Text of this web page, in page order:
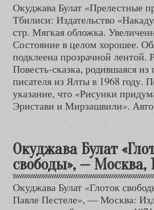
Окуджава Булат «Прелестные
Тбилиси: Издательство
стр. Мягкая обложка.
Состояние в целом хорошее.
подклеена прозрачной лентой.
Повесть-сказка, родившаяся
писателя из Ялты в 1968 году.
указание, что «Рисунки
Эристави и Мирзашвили».
Окуджава Булат
свободы», — Москва,
Окуджава Булат «Глоток
Павле Пестеле», — Москва: